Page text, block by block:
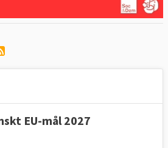
EU-mål 2027